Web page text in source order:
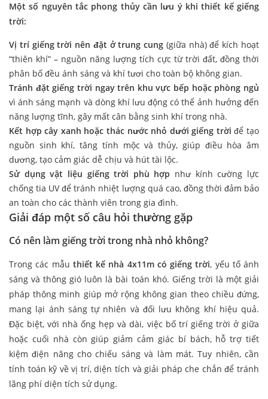
Một số nguyên tắc phong thủy cần lưu ý khi thiết kế giếng
trời:
Vị trí giếng trời nên đặt ở trung cung (giữa nhà) để kích hoạt
“thiên khí” – nguồn năng lượng tích cực từ trời đất, đồng thời
phân bố đều ánh sáng và khí tươi cho toàn bộ không gian.
Tránh đặt giếng trời ngay trên khu vực bếp hoặc phòng ngủ
vì ánh sáng mạnh và dòng khí lưu động có thể ảnh hưởng đến
năng lượng tĩnh, gây mất cân bằng sinh khí trong nhà.
Kết hợp cây xanh hoặc thác nước nhỏ dưới giếng trời để tạo
nguồn sinh khí, tăng tính mộc và thủy, giúp điều hòa âm
dương, tạo cảm giác dễ chịu và hút tài lộc.
Sử dụng vật liệu giếng trời phù hợp như kính cường lực
chống tia UV để tránh nhiệt lượng quá cao, đồng thời đảm bảo
an toàn cho các thành viên trong gia đình.
Giải đáp một số câu hỏi thường gặp
Có nên làm giếng trời trong nhà nhỏ không?
Trong các mẫu thiết kế nhà 4x11m có giếng trời, yếu tố ánh
sáng và thông gió luôn là bài toán khó. Giếng trời là một giải
pháp thông minh giúp mở rộng không gian theo chiều đứng,
mang lại ánh sáng tự nhiên và đối lưu không khí hiệu quả.
Đặc biệt, với nhà ống hẹp và dài, việc bố trí giếng trời ở giữa
hoặc cuối nhà còn giúp giảm cảm giác bí bách, hỗ trợ tiết
kiệm điện năng cho chiếu sáng và làm mát. Tuy nhiên, cần
tính toán kỹ về vị trí, diện tích và giải pháp che chắn để tránh
lãng phí diện tích sử dụng.